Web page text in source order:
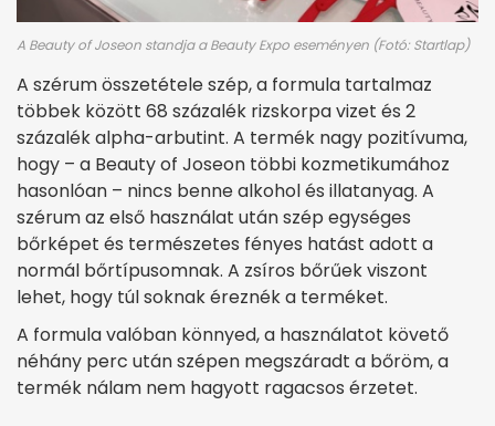
A Beauty of Joseon standja a Beauty Expo eseményen (Fotó: Startlap)
A szérum összetétele szép, a formula tartalmaz
többek között 68 százalék rizskorpa vizet és 2
százalék alpha-arbutint. A termék nagy pozitívuma,
hogy – a Beauty of Joseon többi kozmetikumához
hasonlóan – nincs benne alkohol és illatanyag. A
szérum az első használat után szép egységes
bőrképet és természetes fényes hatást adott a
normál bőrtípusomnak. A zsíros bőrűek viszont
lehet, hogy túl soknak éreznék a terméket.
A formula valóban könnyed, a használatot követő
néhány perc után szépen megszáradt a bőröm, a
termék nálam nem hagyott ragacsos érzetet.